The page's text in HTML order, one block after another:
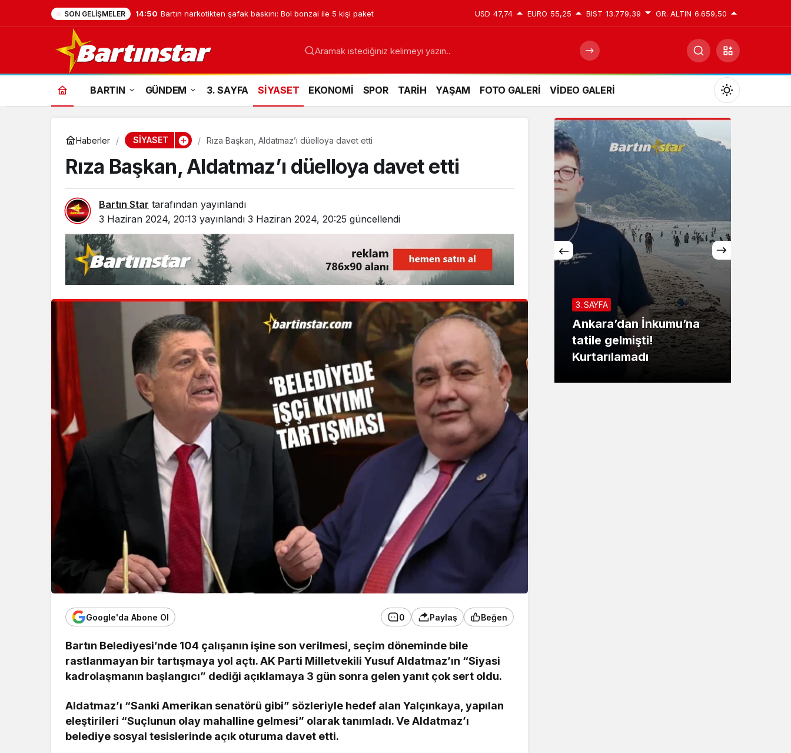
SON GELIŞMELER 14:50 Bartın narkotikten şafak baskını: Bol bonzai ile 5 kişi paket USD 47,74 EURO 55,25 BIST 13.779,39 GR. ALTIN 6.659,50
Aramak istediğiniz kelimeyi yazın..
BARTIN GÜNDEM 3. SAYFA SİYASET EKONOMİ SPOR TARİH YAŞAM FOTO GALERİ VİDEO GALERİ
Mod
değiştir
Gündüz Modu
Gündüz modunu seçin.
Gece Modu
Gece modunu seçin.
Sistem Modu
Sistem modunu seçin.
Haberler SİYASET Rıza Başkan, Aldatmaz’ı düelloya davet etti
Rıza Başkan, Aldatmaz’ı düelloya davet etti
Bartın Star tarafından yayınlandı
3 Haziran 2024, 20:13 yayınlandı 3 Haziran 2024, 20:25 güncellendi
Google'da Abone Ol 0 Paylaş Beğen
Bartın Belediyesi’nde 104 çalışanın işine son verilmesi, seçim döneminde bile
rastlanmayan bir tartışmaya yol açtı. AK Parti Milletvekili Yusuf Aldatmaz’ın “Siyasi
kadrolaşmanın başlangıcı” dediği açıklamaya 3 gün sonra gelen yanıt çok sert oldu.
Aldatmaz’ı “Sanki Amerikan senatörü gibi” sözleriyle hedef alan Yalçınkaya, yapılan
eleştirileri “Suçlunun olay mahalline gelmesi” olarak tanımladı. Ve Aldatmaz’ı
belediye sosyal tesislerinde açık oturuma davet etti.
3. SAYFA
Bartın narkotikten şafak
baskını: Bol bonzai ile 5
kişi paket
3. SAYFA
Ankara’dan İnkumu’na
tatile gelmişti!
Kurtarılamadı